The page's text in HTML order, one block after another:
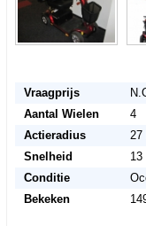
Vraagprijs
Aantal Wielen
4
Actieradius
27
Snelheid
13
Conditie
Bekeken